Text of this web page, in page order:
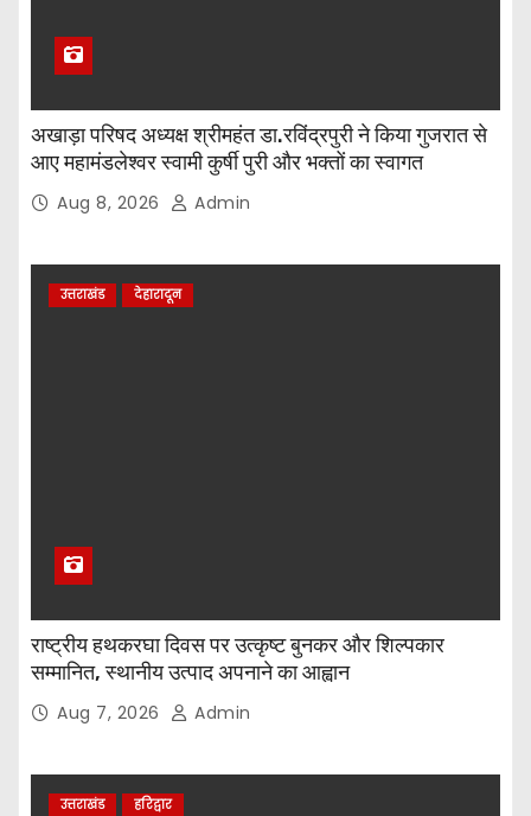
अखाड़ा परिषद अध्यक्ष श्रीमहंत डा.रविंद्रपुरी ने किया गुजरात से
आए महामंडलेश्वर स्वामी कुर्षी पुरी और भक्तों का स्वागत
Aug 8, 2026 Admin
उत्तराखंड देहारादून
राष्ट्रीय हथकरघा दिवस पर उत्कृष्ट बुनकर और शिल्पकार
सम्मानित, स्थानीय उत्पाद अपनाने का आह्वान
Aug 7, 2026 Admin
उत्तराखंड हरिद्वार